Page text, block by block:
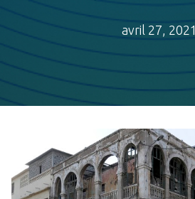
avril 27, 2021